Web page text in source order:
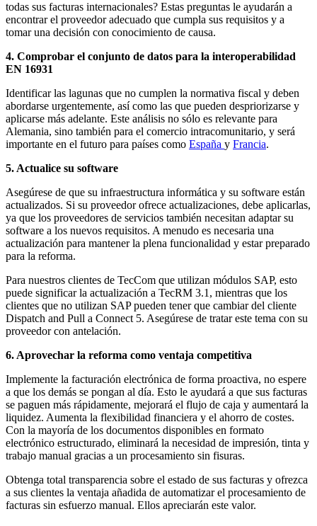
todas sus facturas internacionales? Estas preguntas le ayudarán a
encontrar el proveedor adecuado que cumpla sus requisitos y a
tomar una decisión con conocimiento de causa.
4. Comprobar el conjunto de datos para la interoperabilidad
EN 16931
Identificar las lagunas que no cumplen la normativa fiscal y deben
abordarse urgentemente, así como las que pueden despriorizarse y
aplicarse más adelante. Este análisis no sólo es relevante para
Alemania, sino también para el comercio intracomunitario, y será
importante en el futuro para países como España y Francia.
5. Actualice su software
Asegúrese de que su infraestructura informática y su software están
actualizados. Si su proveedor ofrece actualizaciones, debe aplicarlas,
ya que los proveedores de servicios también necesitan adaptar su
software a los nuevos requisitos. A menudo es necesaria una
actualización para mantener la plena funcionalidad y estar preparado
para la reforma.
Para nuestros clientes de TecCom que utilizan módulos SAP, esto
puede significar la actualización a TecRM 3.1, mientras que los
clientes que no utilizan SAP pueden tener que cambiar del cliente
Dispatch and Pull a Connect 5. Asegúrese de tratar este tema con su
proveedor con antelación.
6. Aprovechar la reforma como ventaja competitiva
Implemente la facturación electrónica de forma proactiva, no espere
a que los demás se pongan al día. Esto le ayudará a que sus facturas
se paguen más rápidamente, mejorará el flujo de caja y aumentará la
liquidez. Aumenta la flexibilidad financiera y el ahorro de costes.
Con la mayoría de los documentos disponibles en formato
electrónico estructurado, eliminará la necesidad de impresión, tinta y
trabajo manual gracias a un procesamiento sin fisuras.
Obtenga total transparencia sobre el estado de sus facturas y ofrezca
a sus clientes la ventaja añadida de automatizar el procesamiento de
facturas sin esfuerzo manual. Ellos apreciarán este valor.